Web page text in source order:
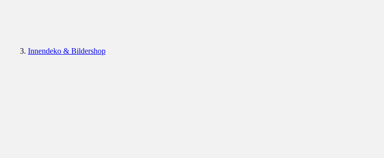
Innendeko & Bildershop